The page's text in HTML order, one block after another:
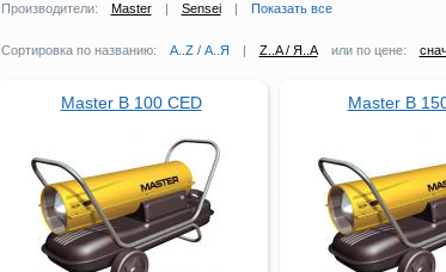
Производители: Master | Sensei | Показать все
Сортировка по названию: A..Z / А..Я | Z..A / Я..А или по цене:
Master B 100 CED Master B